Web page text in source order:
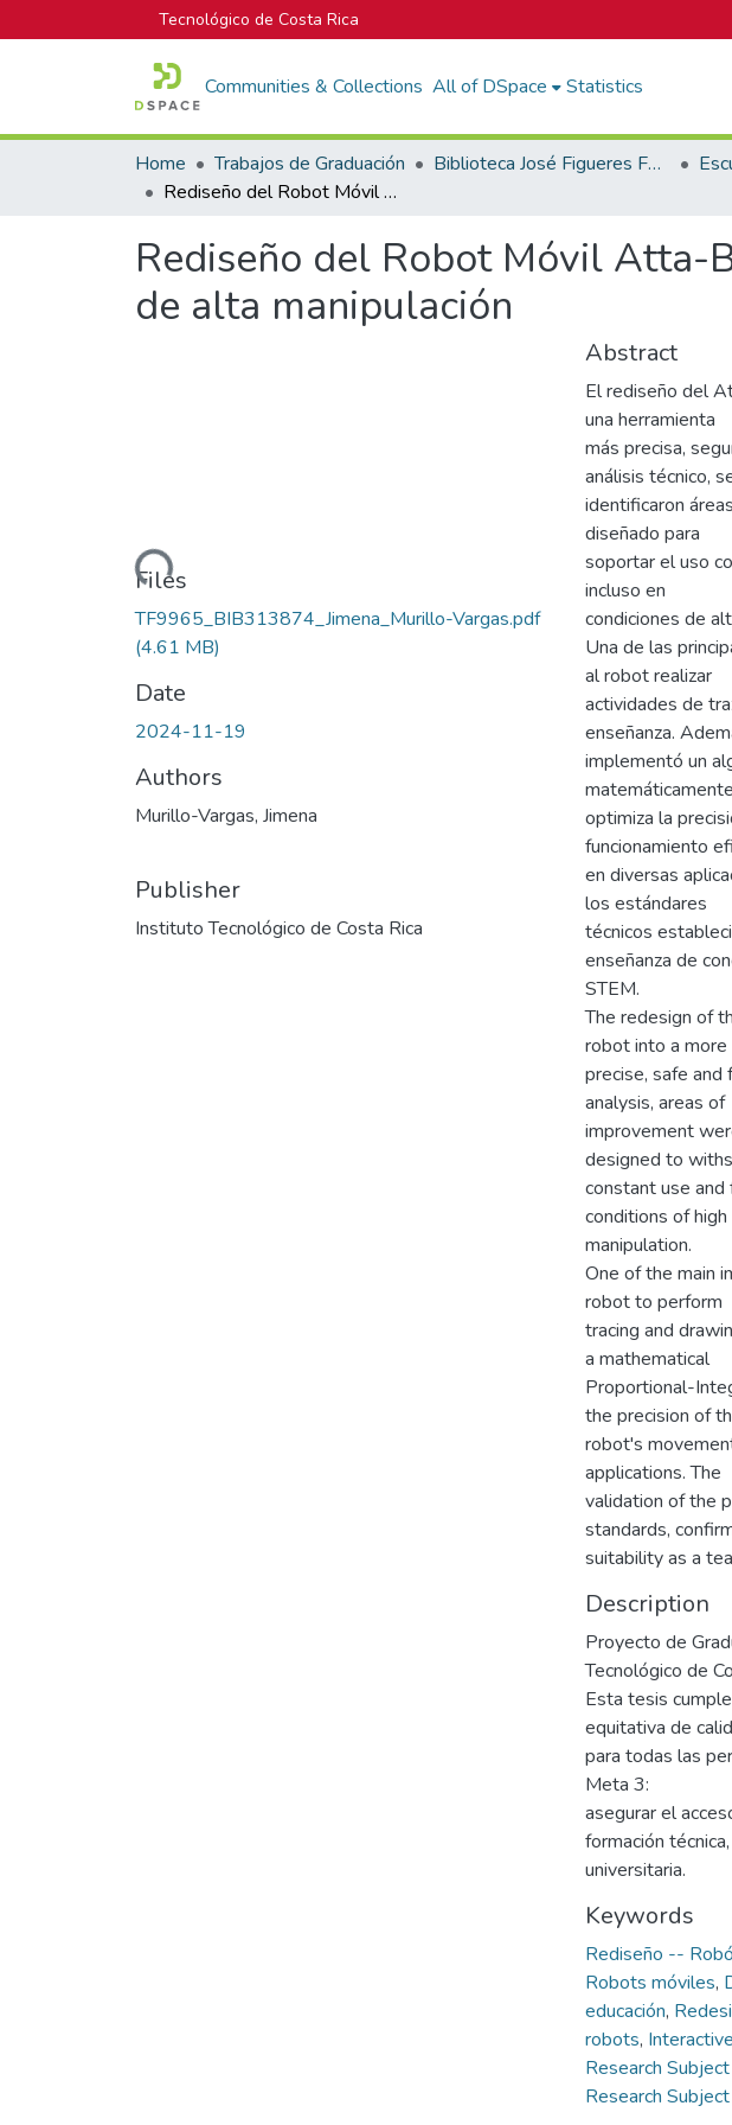
Tecnológico de Costa Rica
Communities & Collections All of DSpace Statistics
Home Trabajos de Graduación Biblioteca José Figueres Ferrer
Rediseño del Robot Móvil Atta-Bot para la educación STEM en entornos de alta manipulación
Rediseño del Robot Móvil Atta-
de alta manipulación
Loading...
Files
TF9965_BIB313874_Jimena_Murillo-Vargas.pdf
(4.61 MB)
Date
2024-11-19
Authors
Murillo-Vargas, Jimena
Publisher
Instituto Tecnológico de Costa Rica
Abstract
El rediseño del
una herramienta
más precisa,
análisis técnico,
identificaron
diseñado para
soportar el uso
incluso en
condiciones de
Una de las
al robot realizar
actividades de
enseñanza.
implementó un
optimiza la
funcionamiento
en diversas
los estándares
técnicos
enseñanza de
STEM.
The redesign of
robot into a more
precise, safe and
analysis, areas of
improvement
designed to
constant use
conditions of high
manipulation.
One of the main
robot to perform
tracing and
a mathematical
Proportional-
the precision of
robot's
applications. The
validation of the
standards,
suitability as a
Description
Proyecto de
Tecnológico de
Esta tesis
equitativa de
para todas las
Meta 3:
asegurar el
formación
universitaria.
Keywords
Rediseño --
Robots móviles,
educación,
robots,
Research
Research